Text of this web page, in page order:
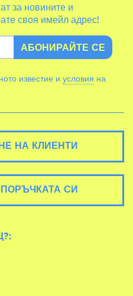
за новините и
своя имейл адрес!
АБОНИРАЙТЕ СЕ
известие и условия
НА КЛИЕНТИ
СИ